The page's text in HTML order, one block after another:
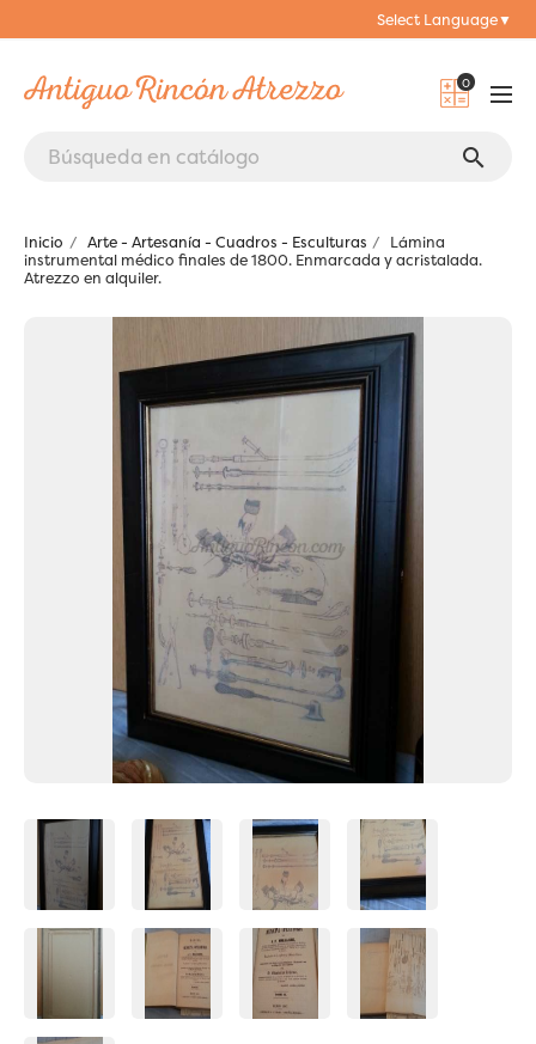
Select Language▼
0
search
Inicio Arte - Artesanía - Cuadros - Esculturas
Lámina
instrumental médico finales de 1800. Enmarcada y acristalada.
Atrezzo en alquiler.